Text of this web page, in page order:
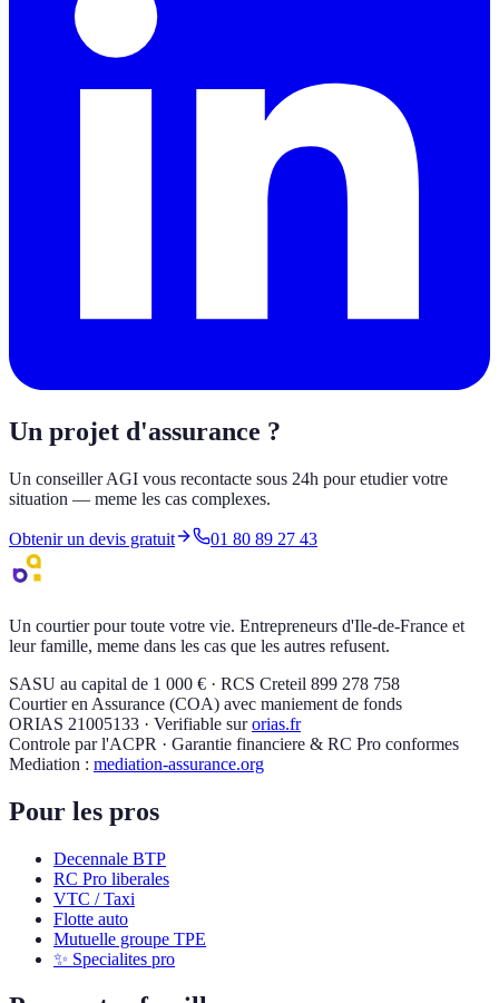
Un projet d'assurance ?
Un conseiller AGI vous recontacte sous 24h pour etudier votre
situation — meme les cas complexes.
Obtenir un devis gratuit 01 80 89 27 43
Un courtier pour toute votre vie. Entrepreneurs d'Ile-de-France et
leur famille, meme dans les cas que les autres refusent.
SASU au capital de 1 000 € · RCS Creteil 899 278 758
Courtier en Assurance (COA) avec maniement de fonds
ORIAS 21005133 · Verifiable sur orias.fr
Controle par l'ACPR · Garantie financiere & RC Pro conformes
Mediation : mediation-assurance.org
Pour les pros
Decennale BTP
RC Pro liberales
VTC / Taxi
Flotte auto
Mutuelle groupe TPE
✨ Specialites pro